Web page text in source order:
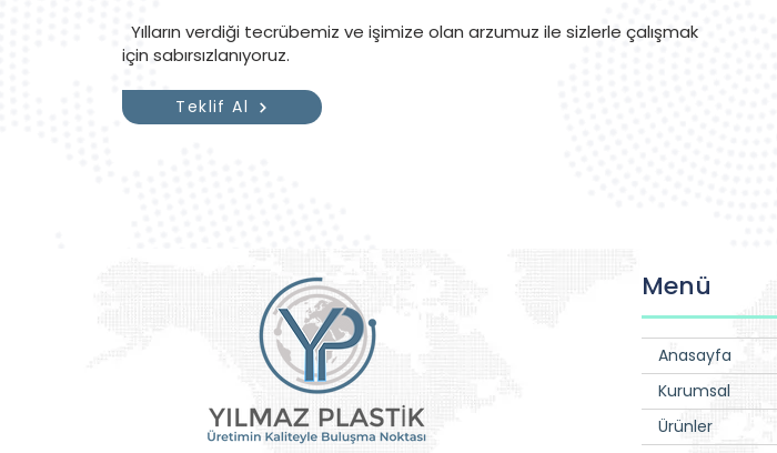
Yılların verdiği tecrübemiz ve işimize olan arzumuz ile sizlerle çalışmak
için sabırsızlanıyoruz.
Teklif Al
Menü
Anasayfa
Kurumsal
Ürünler